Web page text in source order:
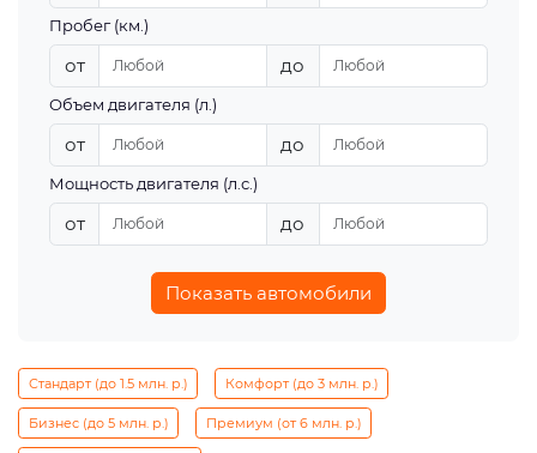
Пробег (км.)
от до
Объем двигателя (л.)
от до
Мощность двигателя (л.с.)
от до
Показать автомобили
Стандарт (до 1.5 млн. р.) Комфорт (до 3 млн. р.)
Бизнес (до 5 млн. р.) Премиум (от 6 млн. р.)